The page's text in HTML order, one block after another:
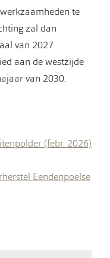
te
zal dan
van 2027
aan de westzijde
van 2030.
(febr. 2026)
Eendenpoelse